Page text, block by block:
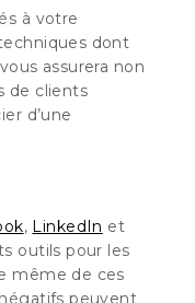
à votre
dont
assurera non
de clients
d’une
, LinkedIn et
outils pour les
même de ces
peuvent